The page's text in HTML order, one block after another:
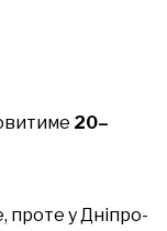
20–
проте у Дніпро-